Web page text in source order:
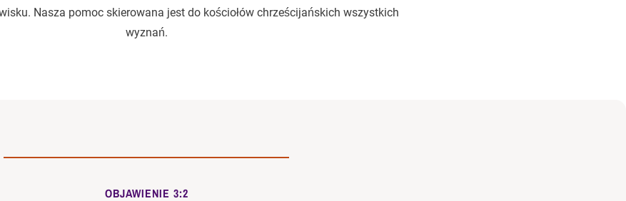
Nasza pomoc skierowana jest do kościołów chrześcijańskich wszystkich
wyznań.
OBJAWIENIE 3:2